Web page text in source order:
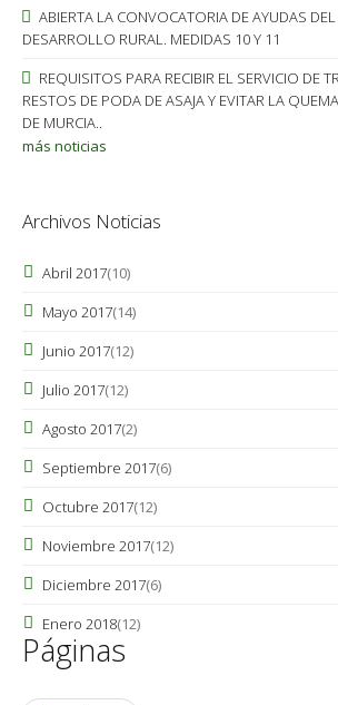
ABIERTA LA CONVOCATORIA DE AYUDAS
DESARROLLO RURAL. MEDIDAS 10 Y 11
REQUISITOS PARA RECIBIR EL SERVICIO DE
RESTOS DE PODA DE ASAJA Y EVITAR LA
DE MURCIA..
más noticias
Archivos Noticias
Abril 2017(10)
Mayo 2017(14)
Junio 2017(12)
Julio 2017(12)
Agosto 2017(2)
Septiembre 2017(6)
Octubre 2017(12)
Noviembre 2017(12)
Diciembre 2017(6)
Enero 2018(12)
Páginas